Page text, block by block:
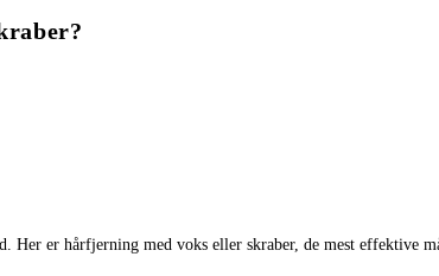
Her er hårfjerning med voks eller skraber, de mest effektive